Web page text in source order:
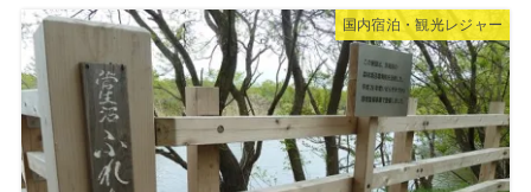
国内宿泊・観光レジャー